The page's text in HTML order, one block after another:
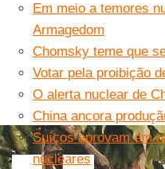
Em meio a temores
Armagedom
Chomsky teme que
Votar pela proibição
O alerta nuclear de
China ancora
Suíços aprovam em
nucleares